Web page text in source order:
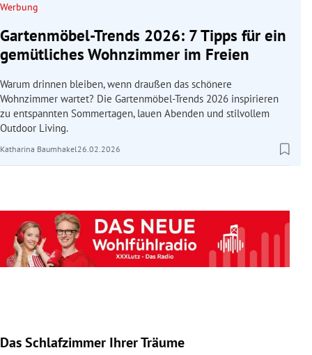
Werbung
Gartenmöbel-Trends 2026: 7 Tipps für ein
gemütliches Wohnzimmer im Freien
Warum drinnen bleiben, wenn draußen das schönere
Wohnzimmer wartet? Die Gartenmöbel-Trends 2026 inspirieren
zu entspannten Sommertagen, lauen Abenden und stilvollem
Outdoor Living.
Katharina Baumhakel26.02.2026
Das Schlafzimmer Ihrer Träume
Slide 1 von 10